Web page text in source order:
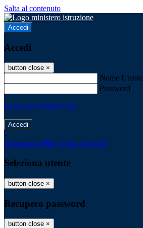
Salta al contenuto
Accedi
Accedi
button close ×
Nome Utente
Password
Password dimenticata?
-
Entra con SPID Entra con CIE
Seleziona utente
button close ×
Recupero password
button close ×